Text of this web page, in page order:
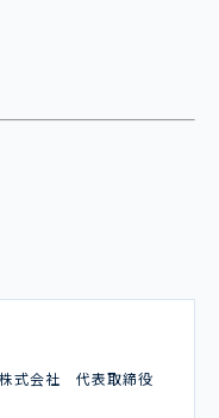
式会社 代表取締役